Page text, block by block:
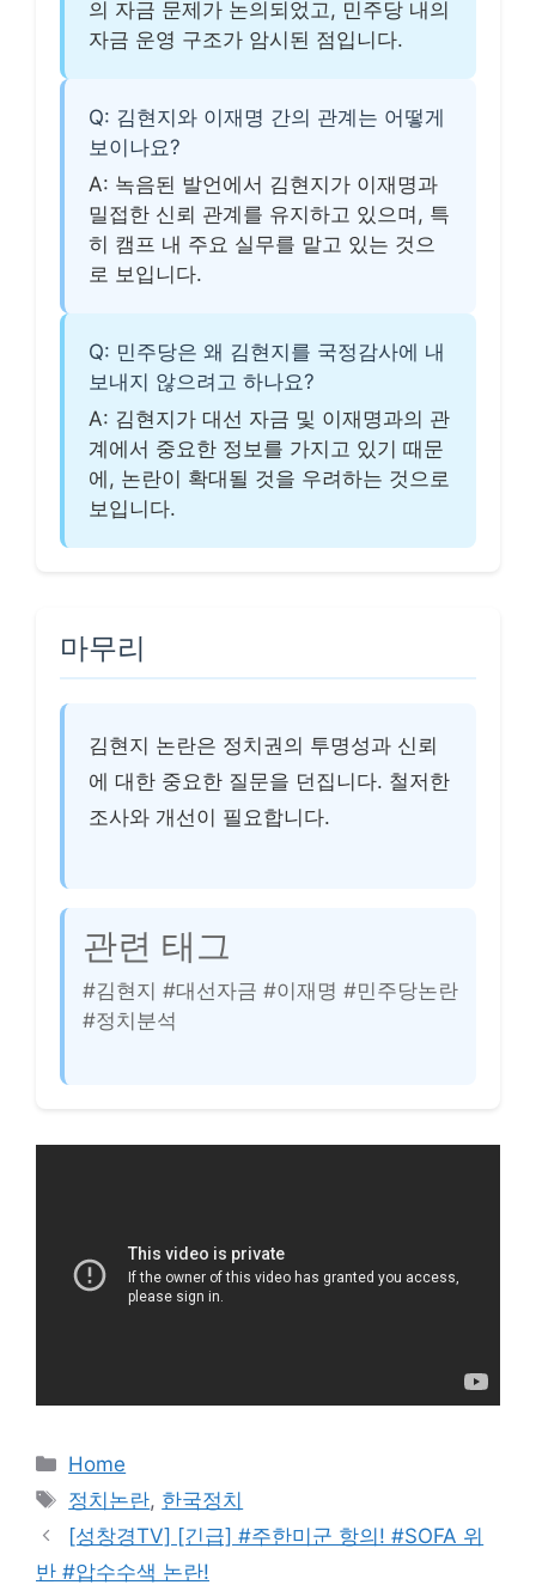
의 자금 문제가 논의되었고, 민주당 내의
자금 운영 구조가 암시된 점입니다.
Q: 김현지와 이재명 간의 관계는 어떻게
보이나요?
A: 녹음된 발언에서 김현지가 이재명과
밀접한 신뢰 관계를 유지하고 있으며, 특
히 캠프 내 주요 실무를 맡고 있는 것으
로 보입니다.
Q: 민주당은 왜 김현지를 국정감사에 내
보내지 않으려고 하나요?
A: 김현지가 대선 자금 및 이재명과의 관
계에서 중요한 정보를 가지고 있기 때문
에, 논란이 확대될 것을 우려하는 것으로
보입니다.
마무리
김현지 논란은 정치권의 투명성과 신뢰
에 대한 중요한 질문을 던집니다. 철저한
조사와 개선이 필요합니다.
관련 태그
#김현지 #대선자금 #이재명 #민주당논란
#정치분석
카
테
고
리
Home
태
그
정치논란, 한국정치
[성창경TV] [긴급] #주한미군 항의! #SOFA 위
반 #압수수색 논란!